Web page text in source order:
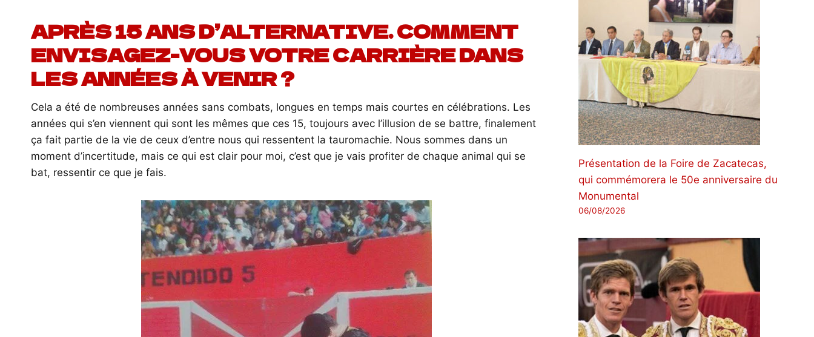
APRÈS 15 ANS D’ALTERNATIVE. COMMENT
ENVISAGEZ-VOUS VOTRE CARRIÈRE DANS
LES ANNÉES À VENIR ?
Cela a été de nombreuses années sans combats, longues en temps mais courtes en célébrations. Les
années qui s’en viennent qui sont les mêmes que ces 15, toujours avec l’illusion de se battre, finalement
ça fait partie de la vie de ceux d’entre nous qui ressentent la tauromachie. Nous sommes dans un
moment d’incertitude, mais ce qui est clair pour moi, c’est que je vais profiter de chaque animal qui se
bat, ressentir ce que je fais.
Présentation de la Foire de Zacatecas,
qui commémorera le 50e anniversaire du
Monumental
06/08/2026